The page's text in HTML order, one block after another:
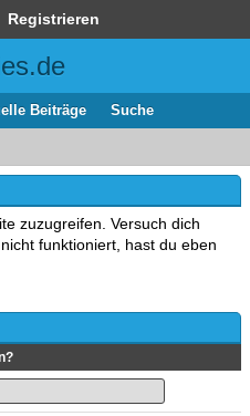
Registrieren
Beiträge Suche
zuzugreifen. Versuch dich
funktioniert, hast du eben